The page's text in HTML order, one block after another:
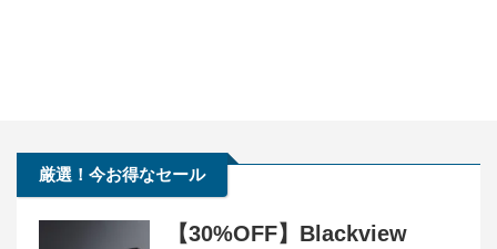
厳選！今お得なセール
【30%OFF】Blackview